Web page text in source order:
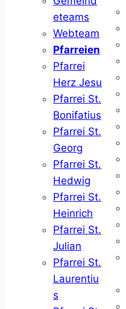
eteams
Webteam
Pfarreien
Pfarrei
Herz Jesu
Pfarrei St.
Bonifatius
Pfarrei St.
Georg
Pfarrei St.
Hedwig
Pfarrei St.
Heinrich
Pfarrei St.
Julian
Pfarrei St.
Laurentiu
s